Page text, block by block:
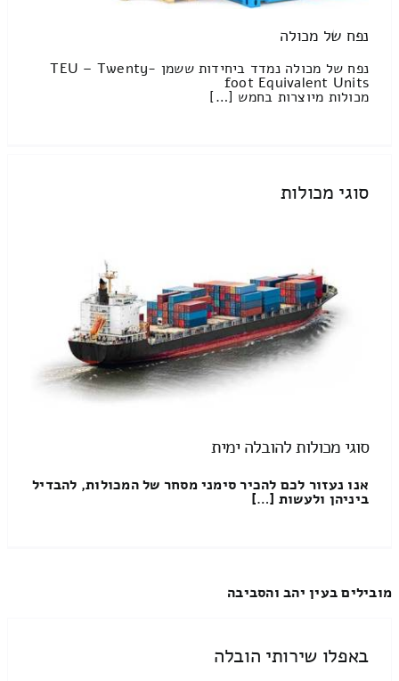
נפח של מכולה
נפח של מכולה נמדד ביחידות ששמן TEU – Twenty-
foot Equivalent Units
מכולות מיוצרות בחמש […]
סוגי מכולות
סוגי מכולות להובלה ימית
אנו נעזור לכם להכיר סימני מסחר של המכולות, להבדיל
ביניהן ולעשות […]
מובילים בעין יהב והסביבה
באפלו שירותי הובלה